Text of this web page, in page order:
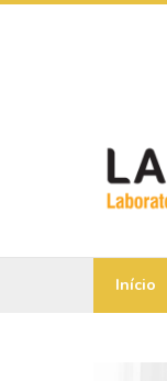
Início